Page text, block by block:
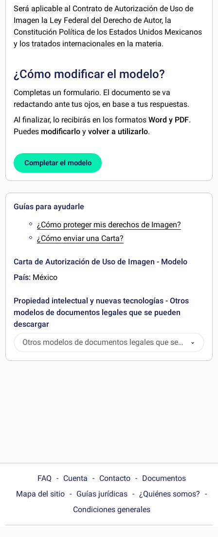
Será aplicable al Contrato de Autorización de Uso de
Imagen la Ley Federal del Derecho de Autor, la
Constitución Política de los Estados Unidos Mexicanos
y los tratados internacionales en la materia.
¿Cómo modificar el modelo?
Completas un formulario. El documento se va
redactando ante tus ojos, en base a tus respuestas.
Al finalizar, lo recibirás en los formatosWord y PDF.
Puedes modificarlo yvolver a utilizarlo.
Completar el modelo
Guías para ayudarle
¿Cómo proteger mis derechos de Imagen?
¿Cómo enviar una Carta?
Carta de Autorización de Uso de Imagen - Modelo
País: México
Propiedad intelectual y nuevas tecnologías - Otros
modelos de documentos legales que se pueden
descargar
Otros modelos de documentos legales que se
pueden descargar
FAQ Cuenta Contacto
Documentos
Mapa del sitio
Guías jurídicas
¿Quiénes somos?
Condiciones generales